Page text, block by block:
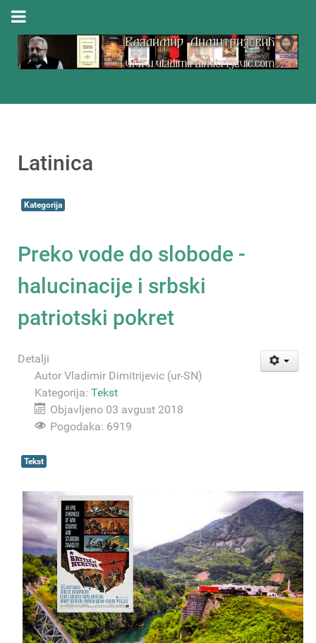
Latinica
Kategorija
Preko vode do slobode -
halucinacije i srbski
patriotski pokret
Detalji
Autor Vladimir Dimitrijevic (ur-SN)
Kategorija: Tekst
Objavljeno 03 avgust 2018
Pogodaka: 6919
Tekst